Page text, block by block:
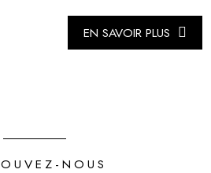
EN SAVOIR PLUS
NOUS